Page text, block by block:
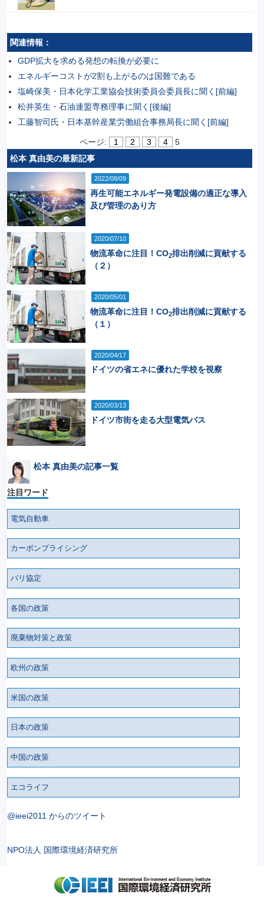
関連情報：
GDP拡大を求める発想の転換が必要に
エネルギーコストが2割も上がるのは国難である
塩崎保美・日本化学工業協会技術委員会委員長に聞く[前編]
松井英生・石油連盟専務理事に聞く[後編]
工藤智司氏・日本基幹産業労働組合事務局長に聞く[前編]
ページ: 1 2 3 4
5
松本 真由美の最新記事
2022/08/09
再生可能エネルギー発電設備の適正な導入
及び管理のあり方
2020/07/10
物流革命に注目！CO2排出削減に貢献する
（２）
2020/05/01
物流革命に注目！CO2排出削減に貢献する
（１）
2020/04/17
ドイツの省エネに優れた学校を視察
2020/03/13
ドイツ市街を走る大型電気バス
松本 真由美の記事一覧
注目ワード
電気自動車
カーボンプライシング
パリ協定
各国の政策
廃棄物対策と政策
欧州の政策
米国の政策
日本の政策
中国の政策
エコライフ
@ieei2011 からのツイート
NPO法人 国際環境経済研究所